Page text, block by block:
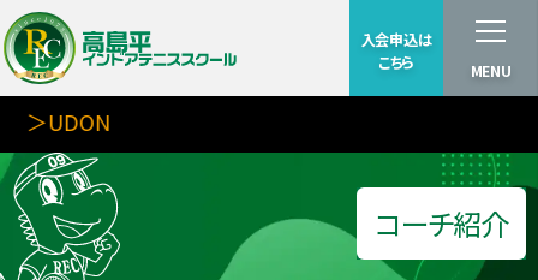
入会申込は
こちら
MENU
＞UDON
コーチ紹介